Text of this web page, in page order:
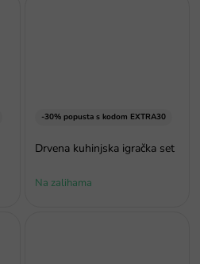
-30% popusta s kodom EXTRA30
Drvena kuhinjska igračka set
Na zalihama